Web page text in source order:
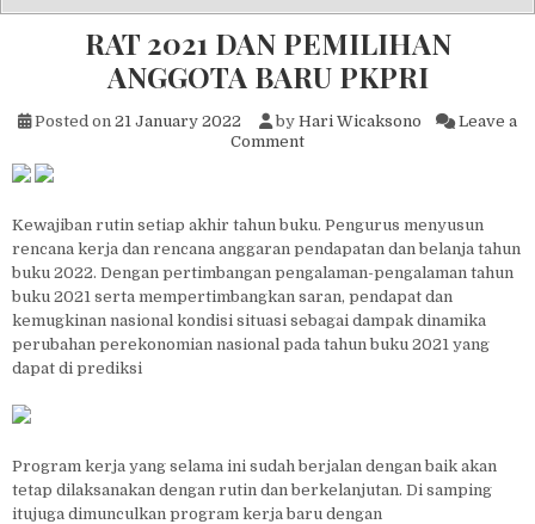
RAT 2021 DAN PEMILIHAN
ANGGOTA BARU PKPRI
Posted on 21 January 2022 by Hari Wicaksono
Leave a
Commenton RAT 2021 DAN
Kewajiban rutin setiap akhir tahun buku. Pengurus menyusun
rencana kerja dan rencana anggaran pendapatan dan belanja tahun
buku 2022. Dengan pertimbangan pengalaman-pengalaman tahun
buku 2021 serta mempertimbangkan saran, pendapat dan
kemugkinan nasional kondisi situasi sebagai dampak dinamika
perubahan perekonomian nasional pada tahun buku 2021 yang
dapat di prediksi
Program kerja yang selama ini sudah berjalan dengan baik akan
tetap dilaksanakan dengan rutin dan berkelanjutan. Di samping
itujuga dimunculkan program kerja baru dengan